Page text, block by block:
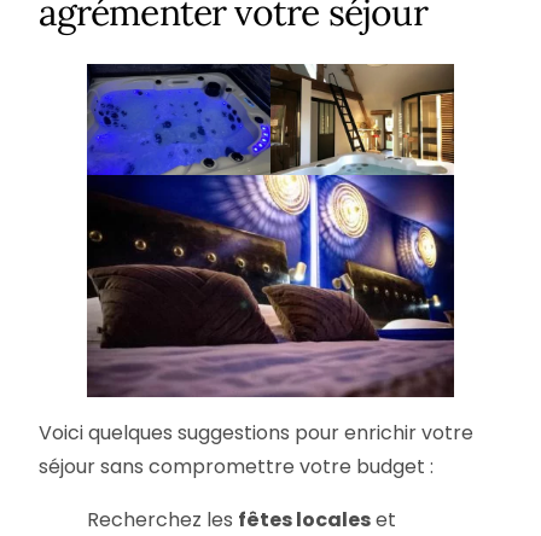
agrémenter votre séjour
Voici quelques suggestions pour enrichir votre
séjour sans compromettre votre budget :
Recherchez les fêtes localeset